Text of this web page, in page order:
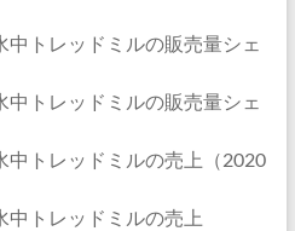
中トレッドミルの販売量シェ
中トレッドミルの販売量シェ
中トレッドミルの売上（2020
中トレッドミルの売上